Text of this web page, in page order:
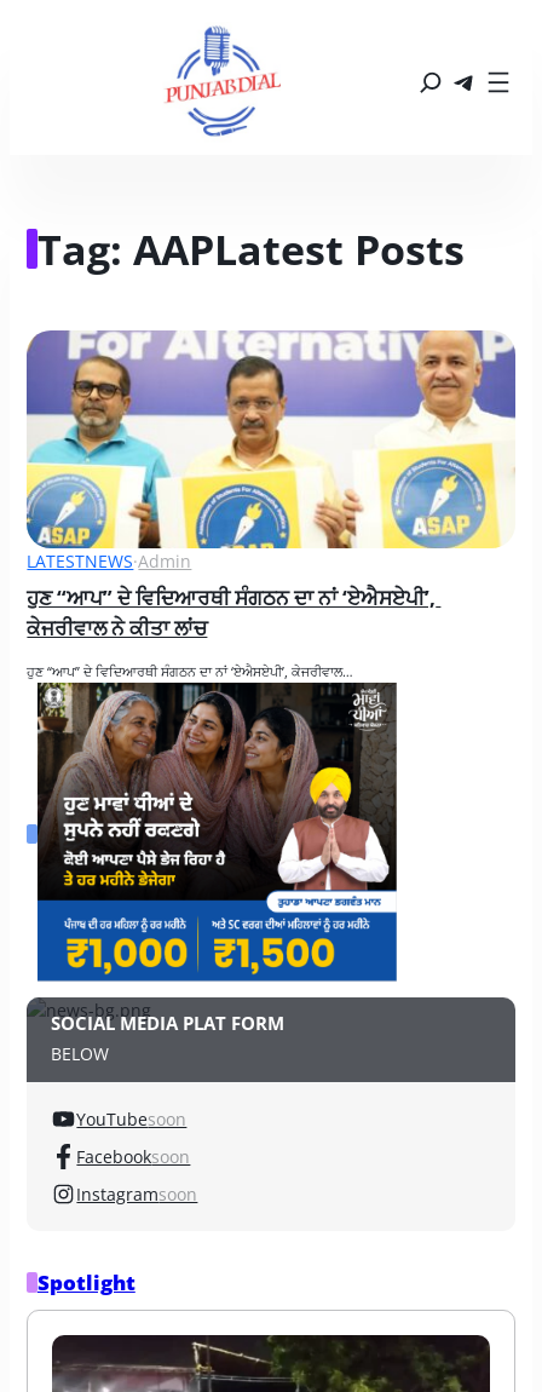
Tag: AAPLatest Posts
LATESTNEWS·Admin
ਹੁਣ “ਆਪ” ਦੇ ਵਿਦਿਆਰਥੀ ਸੰਗਠਨ ਦਾ ਨਾਂ ‘ਏਐਸਏਪੀ’,
ਕੇਜਰੀਵਾਲ ਨੇ ਕੀਤਾ ਲਾਂਚ
ਹੁਣ “ਆਪ” ਦੇ ਵਿਦਿਆਰਥੀ ਸੰਗਠਨ ਦਾ ਨਾਂ ‘ਏਐਸਏਪੀ’, ਕੇਜਰੀਵਾਲ…
SOCIAL MEDIA PLAT FORM
BELOW
YouTubesoon
Facebooksoon
Instagramsoon
Spotlight